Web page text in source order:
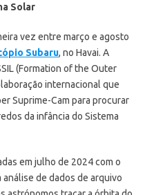
Solar
vez entre março e agosto
Subaru, no Havai. A
(Formation of the Outer
internacional que
Suprime-Cam para procurar
da infância do Sistema
em julho de 2024 com o
análise de dados de arquivo